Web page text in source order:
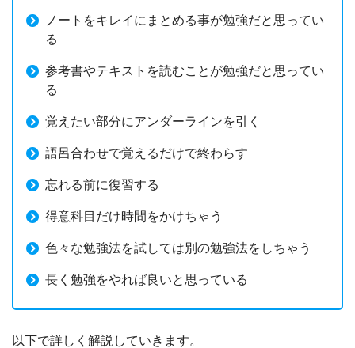
ノートをキレイにまとめる事が勉強だと思ってい
る
参考書やテキストを読むことが勉強だと思ってい
る
覚えたい部分にアンダーラインを引く
語呂合わせで覚えるだけで終わらす
忘れる前に復習する
得意科目だけ時間をかけちゃう
色々な勉強法を試しては別の勉強法をしちゃう
長く勉強をやれば良いと思っている
以下で詳しく解説していきます。